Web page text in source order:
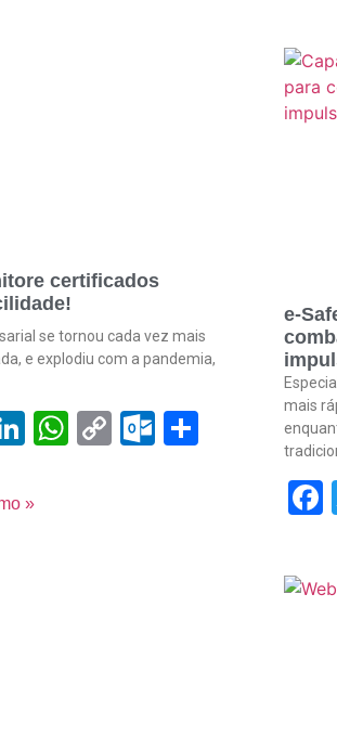
certificados
se tornou cada vez mais
e explodiu com a pandemia,
LinkedIn
WhatsApp
CopyShare
»
e-
mais